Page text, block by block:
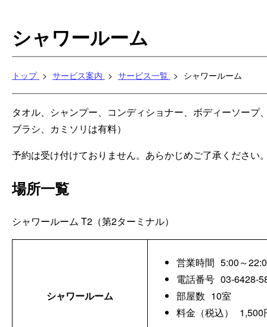
シャワールーム
トップ サービス案内 サービス一覧 シャワールーム
タオル、シャンプー、コンディショナー、ボディーソー
ブラシ、カミソリは有料）
予約は受け付けておりません。あらかじめご了承ください
場所一覧
シャワールーム T2（第2ターミナル）
シャワールーム
営業時間 5:00～
電話番号 03-6428-
部屋数 10室
料金（税込）
1,500